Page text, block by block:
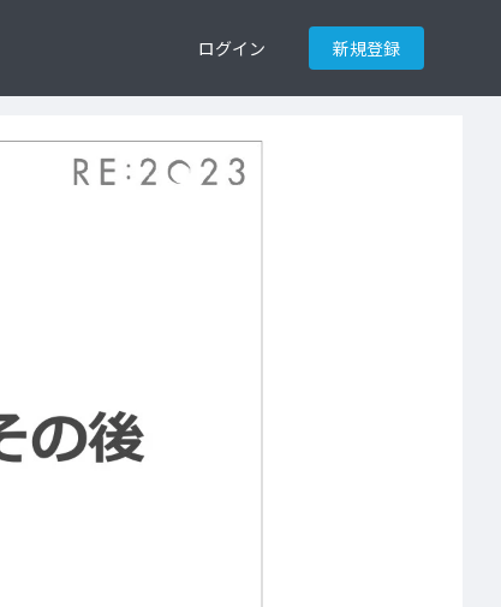
ログイン 新規登録